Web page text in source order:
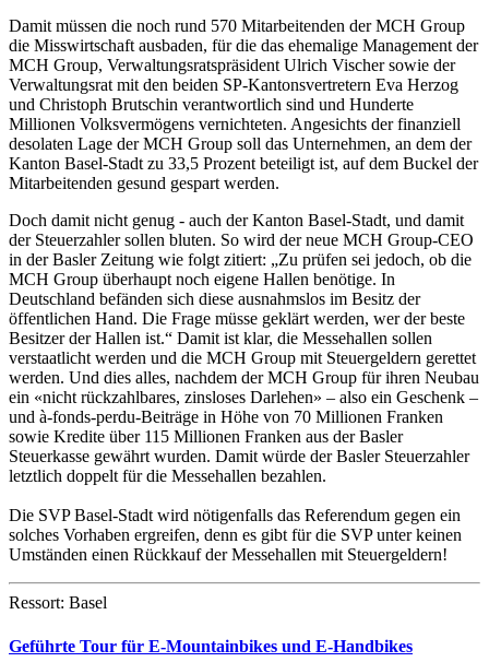
Damit müssen die noch rund 570 Mitarbeitenden der MCH Group
die Misswirtschaft ausbaden, für die das ehemalige Management der
MCH Group, Verwaltungsratspräsident Ulrich Vischer sowie der
Verwaltungsrat mit den beiden SP-Kantonsvertretern Eva Herzog
und Christoph Brutschin verantwortlich sind und Hunderte
Millionen Volksvermögens vernichteten. Angesichts der finanziell
desolaten Lage der MCH Group soll das Unternehmen, an dem der
Kanton Basel-Stadt zu 33,5 Prozent beteiligt ist, auf dem Buckel der
Mitarbeitenden gesund gespart werden.
Doch damit nicht genug - auch der Kanton Basel-Stadt, und damit
der Steuerzahler sollen bluten. So wird der neue MCH Group-CEO
in der Basler Zeitung wie folgt zitiert: „Zu prüfen sei jedoch, ob die
MCH Group überhaupt noch eigene Hallen benötige. In
Deutschland befänden sich diese ausnahmslos im Besitz der
öffentlichen Hand. Die Frage müsse geklärt werden, wer der beste
Besitzer der Hallen ist.“ Damit ist klar, die Messehallen sollen
verstaatlicht werden und die MCH Group mit Steuergeldern gerettet
werden. Und dies alles, nachdem der MCH Group für ihren Neubau
ein «nicht rückzahlbares, zinsloses Darlehen» – also ein Geschenk –
und à-fonds-perdu-Beiträge in Höhe von 70 Millionen Franken
sowie Kredite über 115 Millionen Franken aus der Basler
Steuerkasse gewährt wurden. Damit würde der Basler Steuerzahler
letztlich doppelt für die Messehallen bezahlen.
Die SVP Basel-Stadt wird nötigenfalls das Referendum gegen ein
solches Vorhaben ergreifen, denn es gibt für die SVP unter keinen
Umständen einen Rückkauf der Messehallen mit Steuergeldern!
Ressort: Basel
Geführte Tour für E-Mountainbikes und E-Handbikes